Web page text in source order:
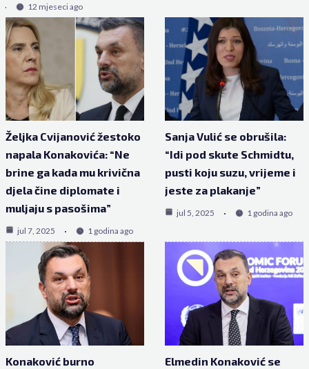
12 mjeseci ago
Željka Cvijanović žestoko
napala Konakovića: “Ne
brine ga kada mu krivična
djela čine diplomate i
muljaju s pasošima”
jul 7, 2025 1 godina ago
Sanja Vulić se obrušila:
“Idi pod skute Schmidtu,
pusti koju suzu, vrijeme i
jeste za plakanje”
jul 5, 2025 1 godina ago
Konaković burno
Elmedin Konaković se